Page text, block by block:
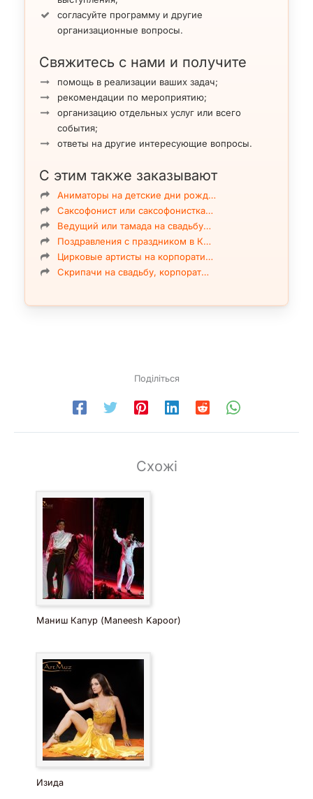
согласуйте программу и другие
организационные вопросы.
Свяжитесь с нами и получите
помощь в реализации ваших задач;
рекомендации по мероприятию;
организацию отдельных услуг или всего
события;
ответы на другие интересующие вопросы.
С этим также заказывают
Аниматоры на детские дни рожд…
Саксофонист или саксофонистка…
Ведущий или тамада на свадьбу…
Поздравления с праздником в К…
Цирковые артисты на корпорати…
Скрипачи на свадьбу, корпорат…
Поділіться
Схожі
Маниш Капур (Maneesh Kapoor)
Изида